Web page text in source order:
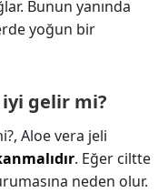
Bunun yanında
yoğun bir
gelir mi?
Aloe vera jeli
. Eğer ciltte
neden olur.